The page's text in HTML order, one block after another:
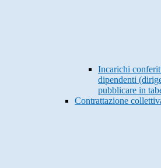
Incarichi
dipendenti
pubblicare in
Contrattazione